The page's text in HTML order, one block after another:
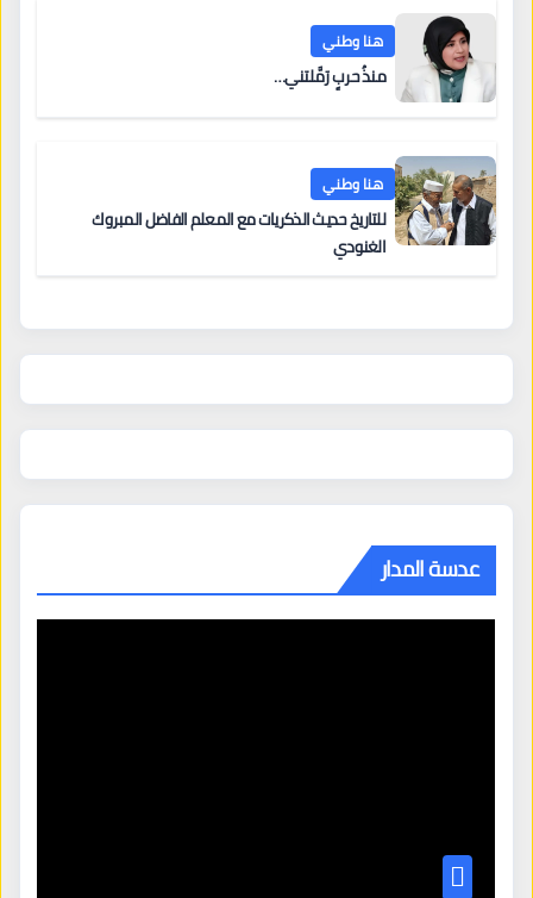
هنا وطني
منذُ حربٍ رَمَّلتني…
هنا وطني
للتاريخ حديث الذكريات مع المعلم الفاضل المبروك
الغنودي
عدسة المدار